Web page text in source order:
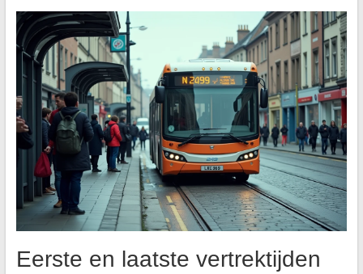
Eerste en laatste vertrektijden